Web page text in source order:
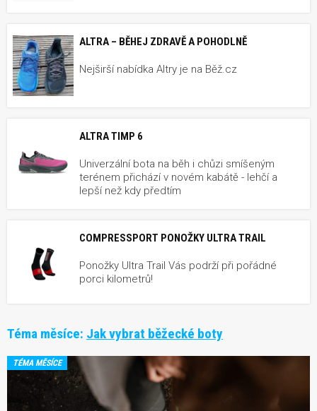
ALTRA – BĚHEJ ZDRAVĚ A POHODLNĚ
Nejširší nabídka Altry je na Běž.cz
ALTRA TIMP 6
Univerzální bota na běh i chůzi smíšeným
terénem přichází v novém kabátě - lehčí a
lepší než kdy předtím
COMPRESSPORT PONOŽKY ULTRA TRAIL
Ponožky Ultra Trail Vás podrží při pořádné
porci kilometrů!
Téma měsíce: Jak vybrat běžecké boty
TÉMA MĚSÍCE